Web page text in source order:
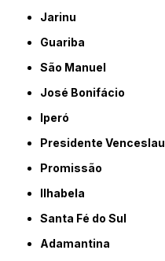
Jarinu
Guariba
São Manuel
José Bonifácio
Iperó
Presidente Venceslau
Promissão
Ilhabela
Santa Fé do Sul
Adamantina